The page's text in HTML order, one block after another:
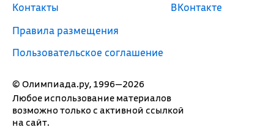
© Олимпиада.ру, 1996—2026
Любое использование материалов
возможно только с активной ссылкой
на сайт.
Контакты
Правила размещения
Пользовательское соглашение
ВКонтакте